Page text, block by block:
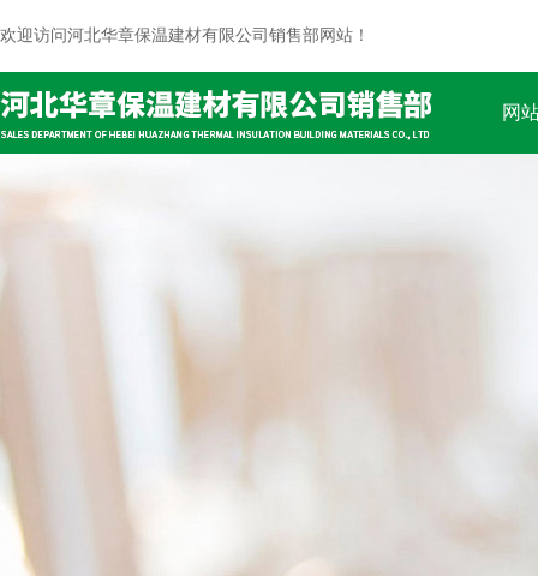
欢迎访问河北华章保温建材有限公司销售部网站！
网